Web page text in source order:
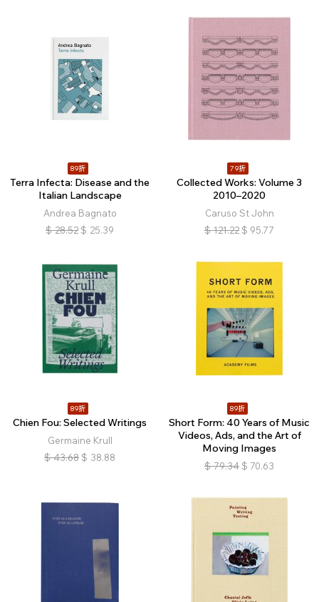
89折
Terra Infecta: Disease and the
Italian Landscape
Andrea Bagnato
$ 28.52 $ 25.39
79折
Collected Works: Volume 3
2010–2020
Caruso St John
$ 121.22 $ 95.77
89折
Chien Fou: Selected Writings
Germaine Krull
$ 43.68 $ 38.88
89折
Short Form: 40 Years of Music
Videos, Ads, and the Art of
Moving Images
$ 79.34 $ 70.63